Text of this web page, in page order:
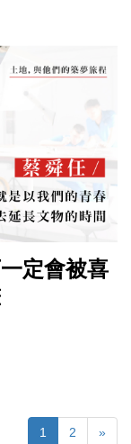
定會被喜
1 2 »